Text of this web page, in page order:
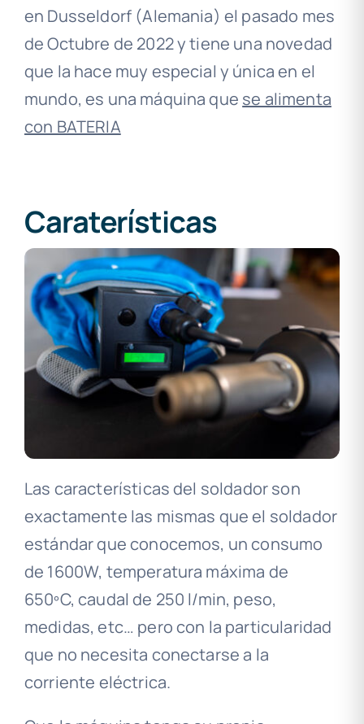
en Dusseldorf (Alemania) el pasado mes
de Octubre de 2022 y tiene una novedad
que la hace muy especial y única en el
mundo, es una máquina que se alimenta
con BATERIA
Caraterísticas
Las características del soldador son
exactamente las mismas que el soldador
estándar que conocemos, un consumo
de 1600W, temperatura máxima de
650ºC, caudal de 250 l/min, peso,
medidas, etc… pero con la particularidad
que no necesita conectarse a la
corriente eléctrica.